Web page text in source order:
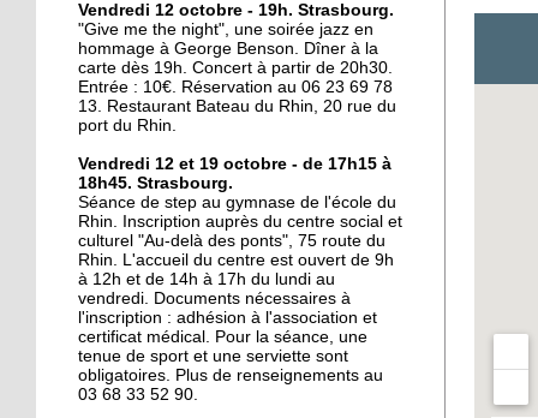
17 octobre 2017
Accès cyclables : le Port-
du-Rhin mouline encore
16 octobre 2017
La lecture au coin de la
rue
16 octobre 2017
Au Port-du-Rhin, une
micro crèche complète
l'offre de garde
16 octobre 2017
Vendredi 12 octobre - 19h. Strasbourg.
"Give me the night", une soirée jazz en
hommage à George Benson. Dîner à la
carte dès 19h. Concert à partir de 20h30.
Entrée : 10€. Réservation au 06 23 69 78
13. Restaurant Bateau du Rhin, 20 rue du
port du Rhin.
Vendredi 12 et 19 octobre - de 17h15 à
18h45. Strasbourg.
Séance de step au gymnase de l'école du
Rhin. Inscription auprès du centre social et
culturel "Au-delà des ponts", 75 route du
Rhin. L'accueil du centre est ouvert de 9h
à 12h et de 14h à 17h du lundi au
vendredi. Documents nécessaires à
l'inscription : adhésion à l'association et
certificat médical. Pour la séance, une
tenue de sport et une serviette sont
obligatoires. Plus de renseignements au
03 68 33 52 90.